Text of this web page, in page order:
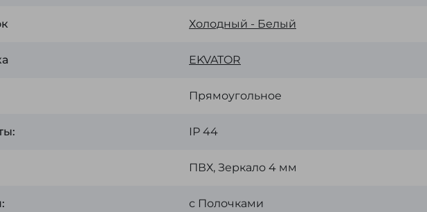
Холодный - Белый
EKVATOR
Прямоугольное
ІР 44
ПВХ, Зеркало 4 мм
с Полочками